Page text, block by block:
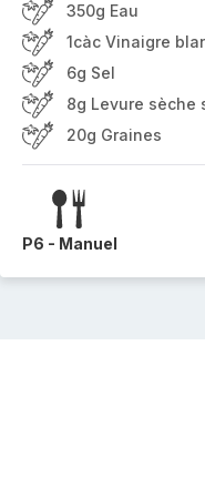
350g Eau
1càc Vinaigre
6g Sel
8g Levure sèche
20g Graines
P6 - Manuel